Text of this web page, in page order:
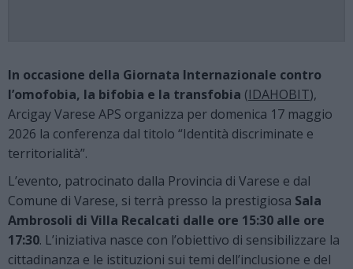
In occasione della Giornata Internazionale contro
l’omofobia, la bifobia e la transfobia (IDAHOBIT),
Arcigay Varese APS organizza per domenica 17 maggio
2026 la conferenza dal titolo “Identità discriminate e
territorialità”.
L’evento, patrocinato dalla Provincia di Varese e dal
Comune di Varese, si terrà presso la prestigiosa Sala
Ambrosoli di Villa Recalcati dalle ore 15:30 alle ore
17:30. L’iniziativa nasce con l’obiettivo di sensibilizzare la
cittadinanza e le istituzioni sui temi dell’inclusione e del